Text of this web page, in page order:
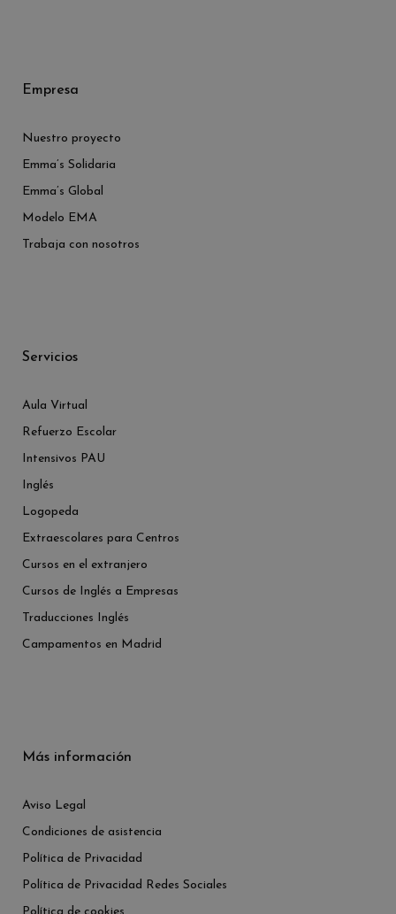
Empresa
Nuestro proyecto
Emma’s Solidaria
Emma’s Global
Modelo EMA
Trabaja con nosotros
Servicios
Aula Virtual
Refuerzo Escolar
Intensivos PAU
Inglés
Logopeda
Extraescolares para Centros
Cursos en el extranjero
Cursos de Inglés a Empresas
Traducciones Inglés
Campamentos en Madrid
Más información
Aviso Legal
Condiciones de asistencia
Política de Privacidad
Política de Privacidad Redes Sociales